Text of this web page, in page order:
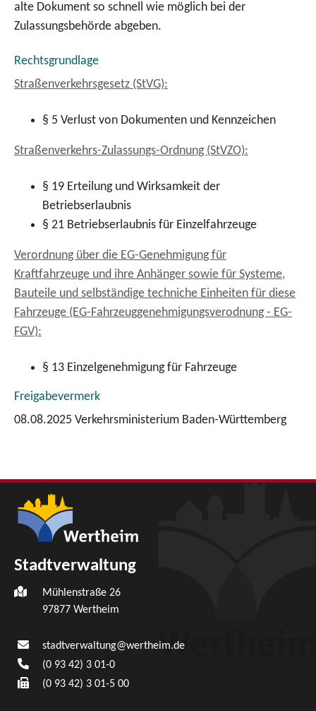
alte Dokument so schnell wie möglich bei der
Zulassungsbehörde abgeben.
Rechtsgrundlage
Straßenverkehrsgesetz (StVG):
§ 5 Verlust von Dokumenten und Kennzeichen
Straßenverkehrs-Zulassungs-Ordnung (StVZO):
§ 19 Erteilung und Wirksamkeit der
Betriebserlaubnis
§ 21 Betriebserlaubnis für Einzelfahrzeuge
Verordnung über die EG-Genehmigung für
Kraftfahrzeuge und ihre Anhänger sowie für Systeme,
Bauteile und selbständige techniche Einheiten für diese
Fahrzeuge (EG-Fahrzeuggenehmigungsverodnung - EG-
FGV):
§ 13 Einzelgenehmigung für Fahrzeuge
Freigabevermerk
08.08.2025 Verkehrsministerium Baden-Württemberg
Stadtverwaltung
Mühlenstraße 26
97877 Wertheim
stadtverwaltung@wertheim.de
(0 93 42) 3 01-0
(0 93 42) 3 01-5 00